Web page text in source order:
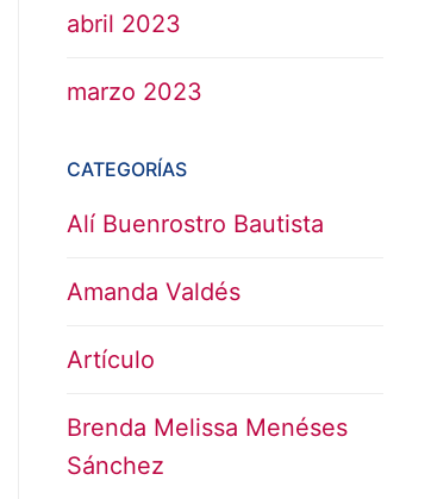
abril 2023
marzo 2023
CATEGORÍAS
Alí Buenrostro Bautista
Amanda Valdés
Artículo
Brenda Melissa Menéses
Sánchez